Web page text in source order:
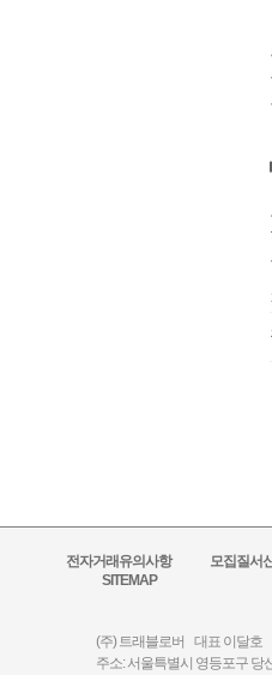
전자거래유의사항 모집질서
SITEMAP
(주) 트래블로버 대표 이달호
주소: 서울특별시 영등포구 당